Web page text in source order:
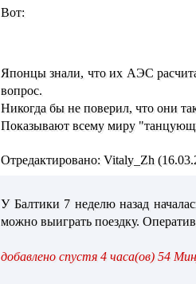
Вот:
Японцы знали, что их АЭС
вопрос.
Никогда бы не поверил, что они
Показывают всему миру
Отредактировано: Vitaly_Zh
У Балтики 7 неделю назад
можно выиграть поездку.
добавлено спустя 4 часа(ов) 54